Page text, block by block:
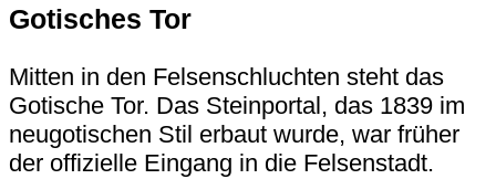
Gotisches Tor
Mitten in den Felsenschluchten steht das
Gotische Tor. Das Steinportal, das 1839 im
neugotischen Stil erbaut wurde, war früher
der offizielle Eingang in die Felsenstadt.